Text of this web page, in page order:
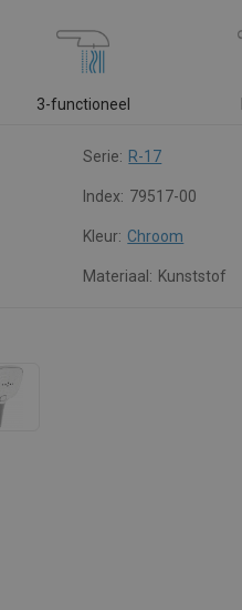
3-functioneel
Serie: R-17
Index: 79517-00
Kleur: Chroom
Materiaal: Kunststof